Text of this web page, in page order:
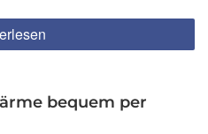
bequem per